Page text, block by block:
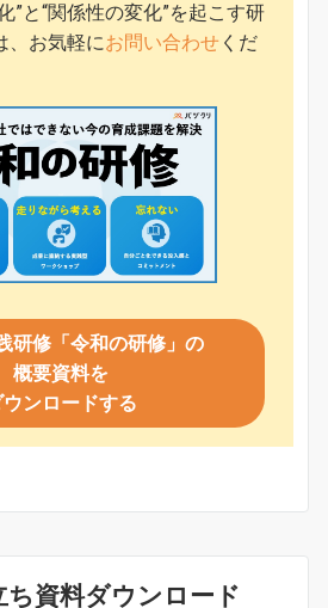
”と“関係性の変化”を起こす研
、お気軽にお問い合わせ くだ
研修「令和の研修」の
概要資料を
ウンロードする
ち資料ダウンロード